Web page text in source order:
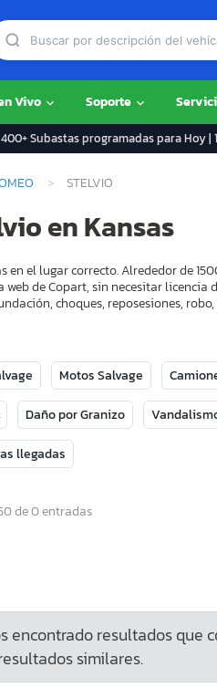
Vivo Soporte
400+ Subastas programadas para Hoy
STELVIO
en Kansas
en el lugar correcto. Alrededor de
de Copart, sin necesitar
choques, reposesiones,
Motos Salvage
Daño por Granizo
llegadas
de 0 entradas
encontrado resultados que
similares.